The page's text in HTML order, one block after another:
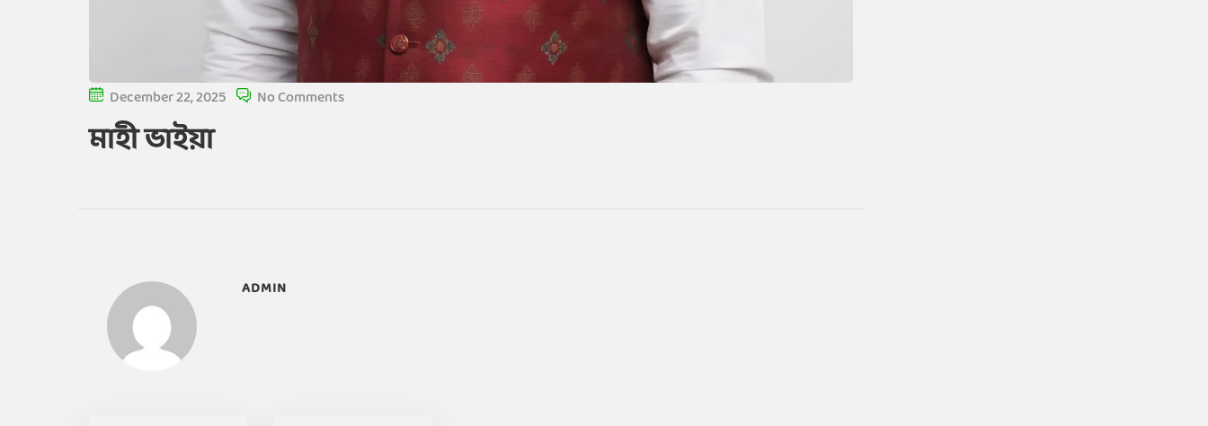
December 22, 2025 No Comments
মাহী ভাইয়া
ADMIN